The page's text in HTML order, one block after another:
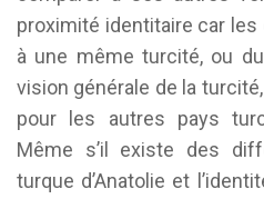
proximité identitaire car
à une même turcité, ou
vision générale de la
pour les autres pays
Même s’il existe des
turque d’Anatolie et